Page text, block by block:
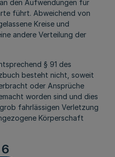
den Aufwendungen für
führt. Abweichend von
Kreise und
andere Verteilung der
§ 91 des
besteht nicht, soweit
oder Ansprüche
worden sind und dies
fahrlässigen Verletzung
Körperschaft